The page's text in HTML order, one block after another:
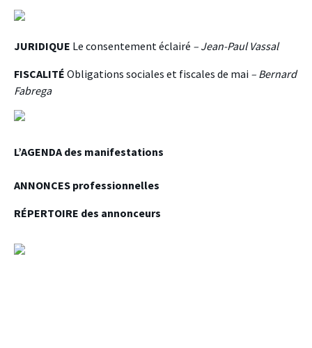
JURIDIQUE Le consentement éclairé – Jean-Paul Vassal
FISCALITÉ Obligations sociales et fiscales de mai – Bernard
Fabrega
L’AGENDA des manifestations
ANNONCES professionnelles
RÉPERTOIRE des annonceurs